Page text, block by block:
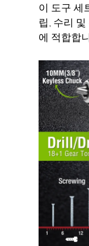
이 도구 세
립, 수리
에 적합합